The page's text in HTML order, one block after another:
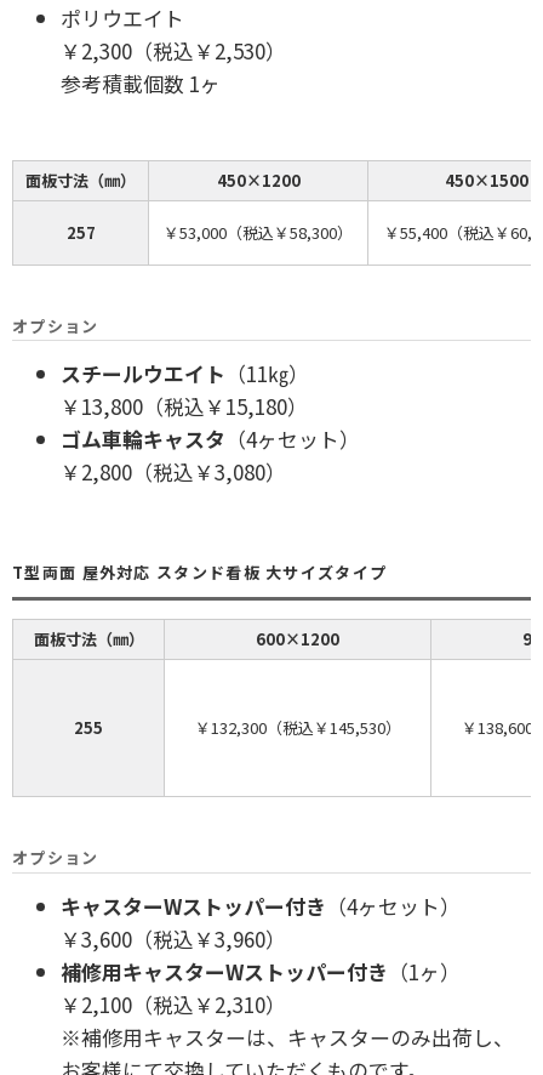
ポリウエイト
￥2,300（税込￥2,530）
参考積載個数 1ヶ
面板寸法（㎜） 450×1200 450×1500
257 ￥53,000（税込￥58,300） ￥55,400（税込￥
オプション
スチールウエイト （11㎏）
￥13,800（税込￥15,180）
ゴム車輪キャスタ （4ヶセット）
￥2,800（税込￥3,080）
T型両面 屋外対応 スタンド看板 大サイズタイプ
面板寸法（㎜） 600×1200
255 ￥132,300（税込￥145,530） ￥138,600
オプション
キャスターWストッパー付き （4ヶセット）
￥3,600（税込￥3,960）
補修用キャスターWストッパー付き （1ヶ）
￥2,100（税込￥2,310）
※補修用キャスターは、キャスターのみ出荷し、